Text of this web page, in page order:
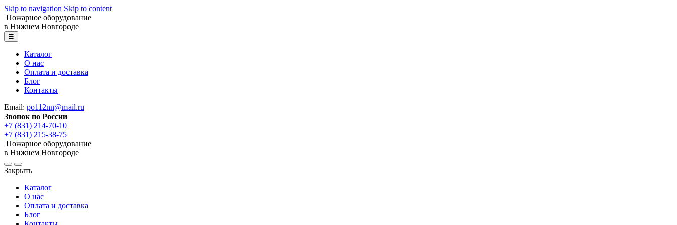
Skip to navigation Skip to content
Пожарное оборудование
в Нижнем Новгороде
☰
Каталог
О нас
Оплата и доставка
Блог
Контакты
Email: po112nn@mail.ru
Звонок по России
+7 (831) 214-70-10
+7 (831) 215-38-75
Пожарное оборудование
в Нижнем Новгороде
Закрыть
Каталог
О нас
Оплата и доставка
Блог